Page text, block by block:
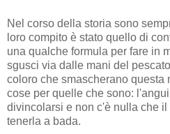
Nel corso della storia sono
loro compito è stato quello di
una qualche formula per fare in
sgusci via dalle mani del
coloro che smascherano questa
cose per quelle che sono:
divincolarsi e non c'è nulla che
tenerla a bada.